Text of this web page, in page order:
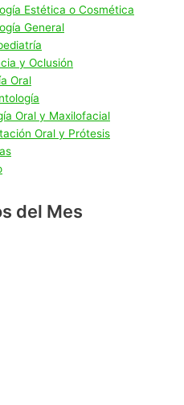
Estética o Cosmética
General
y Oclusión
Oral
Oral y Maxilofacial
Oral y Prótesis
del Mes